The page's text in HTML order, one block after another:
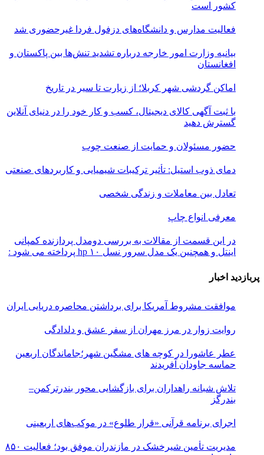
کشور است
فعالیت مدارس و دانشگاه‌های دزفول فردا غیرحضوری شد
بیانیه وزارت امور خارجه درباره تشدید تنش‌ها بین پاکستان و
افغانستان
اماکن گردشی شهر کربلا؛ از زیارت تا سیر در تاریخ
با ثبت آگهی کالای دیجیتال، کسب و کار خود را در دنیای آنلاین
گسترش دهید
حضور مسئولان و حمایت از صنعت چوب
دمای ذوب استیل: تأثیر ترکیبات شیمیایی و کاربردهای صنعتی
تعادل بین معاملات و زندگی شخصی
معرفی انواع چاپ
در این قسمت از مقالات به بررسی دو‌مدل پردازنده کمپانی
اینتل و همچنین یک مدل سرور نسل ۱۰ hp پرداخته می شود :
پربازدید اخبار
موافقت مشروط آمریکا برای برداشتن محاصره دریایی ایران
روایت زوار در مرز مهران از سفر عشق و دلدادگی
عطر عاشورا در کوچه های مشگین شهر؛جاماندگان اربعین
حماسه جاودان آفریدند
تلاش شبانه راهداران برای بازگشایی محور بندرترکمن–
بندرگز
اجرای برنامه قرآنی «قرار طلوع» در موکب‌های اربعینی
مدیریت تأمین شیرخشک در مازندران موفق بود؛ فعالیت ۸۵۰